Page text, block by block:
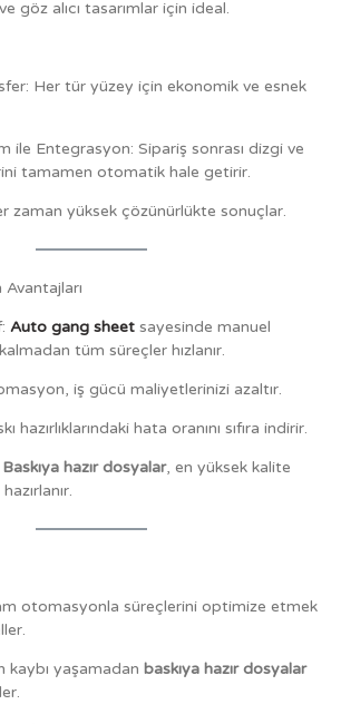
göz alıcı tasarımlar için ideal.
Her tür yüzey için ekonomik ve esnek
ile Entegrasyon: Sipariş sonrası dizgi ve
tamamen otomatik hale getirir.
zaman yüksek çözünürlükte sonuçlar.
Auto gang sheet sayesinde manuel
tüm süreçler hızlanır.
iş gücü maliyetlerinizi azaltır.
hazırlıklarındaki hata oranını sıfıra indirir.
Baskıya hazır dosyalar, en yüksek kalite
otomasyonla süreçlerini optimize etmek
kaybı yaşamadan baskıya hazır dosyalar